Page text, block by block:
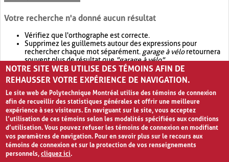
Votre recherche n'a donné aucun résultat
Vérifiez que l'orthographe est correcte.
Supprimez les guillemets autour des expressions pour
rechercher chaque mot séparément. garage à véloretournera
souvent plus de résultat que"garage à vélo".
Envisagez d'élargir votre recherche avec OR.garage OR vélo
retournera souvent plus de résultat quegarage à vélo
NOTRE SITE WEB UTILISE DES TÉMOINS AFIN DE
REHAUSSER VOTRE EXPÉRIENCE DE NAVIGATION.
Le site web de Polytechnique Montréal utilise des témoins de connexion
afin de recueillir des statistiques générales et offrir une meilleure
expérience à ses visiteurs. En naviguant sur le site, vous acceptez
l’utilisation de ces témoins selon les modalités spécifiées aux conditions
d’utilisation. Vous pouvez refuser les témoins de connexion en modifiant
vos paramètres de navigation. Pour en savoir plus sur le recours aux
témoins de connexion et sur la protection de vos renseignements
personnels,cliquez ici.